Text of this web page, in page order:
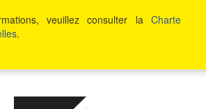
veuillez consulter la Charte
.